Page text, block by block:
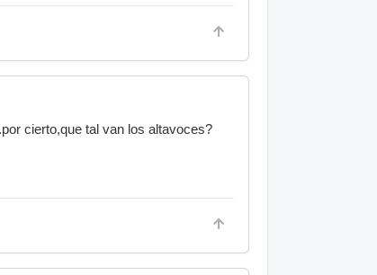
cierto,que tal van los altavoces?